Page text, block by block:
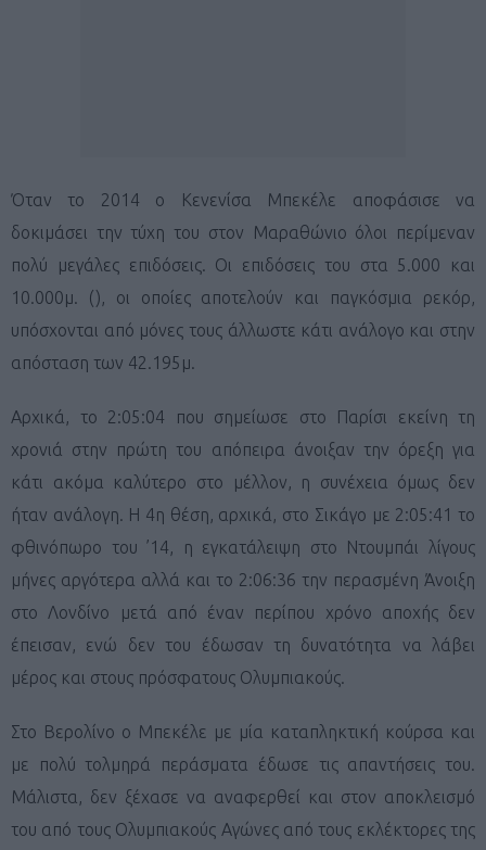
Όταν το 2014 ο Κενενίσα Μπεκέλε αποφάσισε να
δοκιμάσει την τύχη του στον Μαραθώνιο όλοι περίμεναν
πολύ μεγάλες επιδόσεις. Οι επιδόσεις του στα 5.000 και
10.000μ. (), οι οποίες αποτελούν και παγκόσμια ρεκόρ,
υπόσχονται από μόνες τους άλλωστε κάτι ανάλογο και στην
απόσταση των 42.195μ.
Αρχικά, το 2:05:04 που σημείωσε στο Παρίσι εκείνη τη
χρονιά στην πρώτη του απόπειρα άνοιξαν την όρεξη για
κάτι ακόμα καλύτερο στο μέλλον, η συνέχεια όμως δεν
ήταν ανάλογη. Η 4η θέση, αρχικά, στο Σικάγο με 2:05:41 το
φθινόπωρο του ’14, η εγκατάλειψη στο Ντουμπάι λίγους
μήνες αργότερα αλλά και το 2:06:36 την περασμένη Άνοιξη
στο Λονδίνο μετά από έναν περίπου χρόνο αποχής δεν
έπεισαν, ενώ δεν του έδωσαν τη δυνατότητα να λάβει
μέρος και στους πρόσφατους Ολυμπιακούς.
Στο Βερολίνο ο Μπεκέλε με μία καταπληκτική κούρσα και
με πολύ τολμηρά περάσματα έδωσε τις απαντήσεις του.
Μάλιστα, δεν ξέχασε να αναφερθεί και στον αποκλεισμό
του από τους Ολυμπιακούς Αγώνες από τους εκλέκτορες της